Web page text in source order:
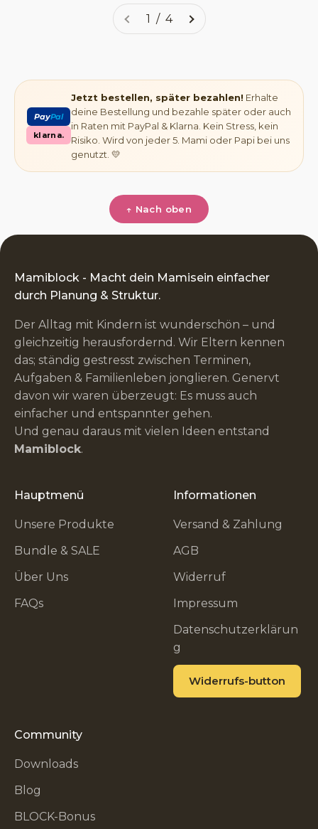
1 / 4
PayPal
klarna.
Jetzt bestellen, später bezahlen! Erhalte
deine Bestellung und bezahle später oder auch
in Raten mit PayPal & Klarna. Kein Stress, kein
Risiko. Wird von jeder 5. Mami oder Papi bei uns
genutzt. 💛
↑ Nach oben
Mamiblock - Macht dein Mamisein einfacher
durch Planung & Struktur.
Der Alltag mit Kindern ist wunderschön – und
gleichzeitig herausfordernd. Wir Eltern kennen
das; ständig gestresst zwischen Terminen,
Aufgaben & Familienleben jonglieren. Genervt
davon wir waren überzeugt: Es muss auch
einfacher und entspannter gehen.
Und genau daraus mit vielen Ideen entstand
Mamiblock.
Hauptmenü
Unsere Produkte
Bundle & SALE
Über Uns
FAQs
Informationen
Versand & Zahlung
AGB
Widerruf
Impressum
Datenschutzerklärun
g
Widerrufs-button
Community
Downloads
Blog
BLOCK-Bonus